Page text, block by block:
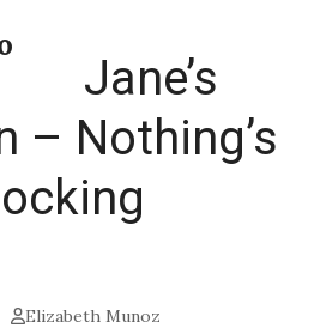
Jane’s
– Nothing’s
Elizabeth Munoz